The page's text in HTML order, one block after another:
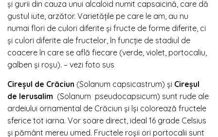
și gurii din cauza unui alcaloid numit capsaicină, care dă
gustul iute, arzător. Varietățile pe care le am, au nu
numai flori de culori diferite și fructe de forme diferite, ci
și culori diferite ale fructelor, în funcție de stadiul de
coacere în care se află fiecare (verde, violet, portocaliu,
galben și roșu). – vezi foto sus
Cireșul de Crăciun (Solanum capsicastrum) și Cireșul
de Ierusalim (Solanum pseudocapsicum) sunt rude ale
ardeiului ornamental de Crăciun și își colorează fructele
sferice tot iarna. Vor soare direct, ideal 16 grade Celsius
și pământ mereu umed. Fructele roșii ori portocalii sunt